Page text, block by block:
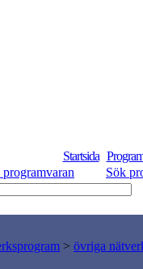
Startsida
programvaran
Sök
> övriga